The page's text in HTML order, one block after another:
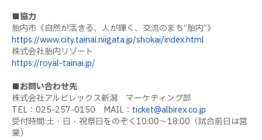
■協力
胎内市《自然が活きる、人が輝く、交流のまち“胎内”》
https://www.city.tainai.niigata.jp/shokai/index.html
株式会社胎内リゾート
https://royal-tainai.jp/
■お問い合わせ先
株式会社アルビレックス新潟 マーケティング部
TEL：025-257-0150 MAIL： ticket@albirex.co.jp
受付時間:土・日・祝祭日をのぞく10:00～18:00（試合前日は営
業）